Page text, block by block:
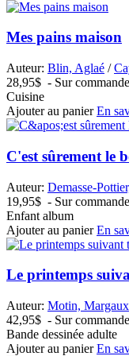
Mes pains maison
Auteur: Blin, Aglaé /
28,95$ - Sur commande
Cuisine
Ajouter au panier En
C'est sûrement le
Auteur: Demasse-
19,95$ - Sur commande
Enfant album
Ajouter au panier En
Le printemps
Auteur: Motin, Margaux
42,95$ - Sur commande
Bande dessinée adulte
Ajouter au panier En